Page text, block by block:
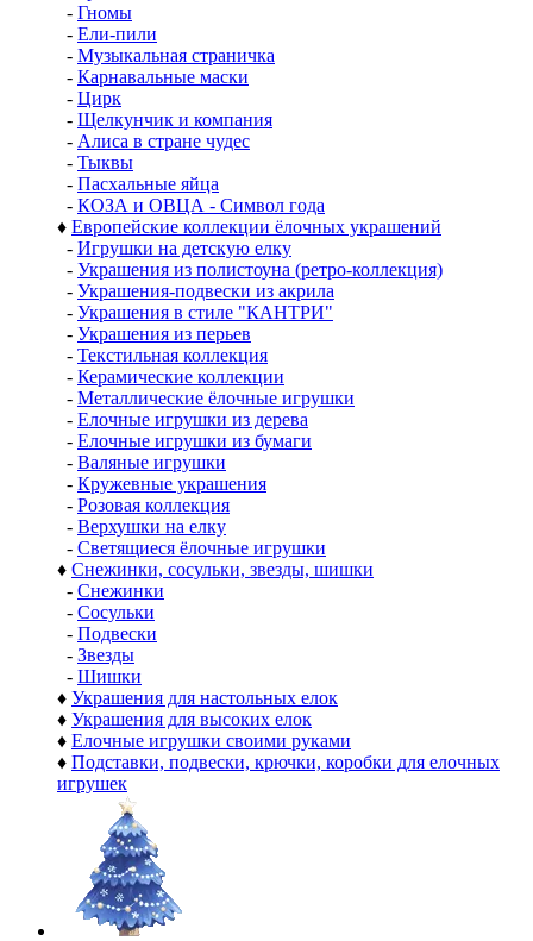
- Гномы
- Ели-пили
- Музыкальная страничка
- Карнавальные маски
- Цирк
- Щелкунчик и компания
- Алиса в стране чудес
- Тыквы
- Пасхальные яйца
- КОЗА и ОВЦА - Символ года
♦ Европейские коллекции ёлочных украшений
- Игрушки на детскую елку
- Украшения из полистоуна (ретро-коллекция)
- Украшения-подвески из акрила
- Украшения в стиле "КАНТРИ"
- Украшения из перьев
- Текстильная коллекция
- Керамические коллекции
- Металлические ёлочные игрушки
- Елочные игрушки из дерева
- Елочные игрушки из бумаги
- Валяные игрушки
- Кружевные украшения
- Розовая коллекция
- Верхушки на елку
- Светящиеся ёлочные игрушки
♦ Снежинки, сосульки, звезды, шишки
- Снежинки
- Сосульки
- Подвески
- Звезды
- Шишки
♦ Украшения для настольных елок
♦ Украшения для высоких елок
♦ Елочные игрушки своими руками
♦ Подставки, подвески, крючки, коробки для елочных
игрушек